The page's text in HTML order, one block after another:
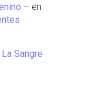
– en
La Sangre